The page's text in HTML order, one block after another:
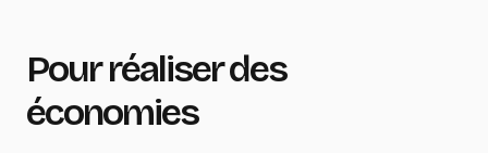
Pour réaliser des
économies